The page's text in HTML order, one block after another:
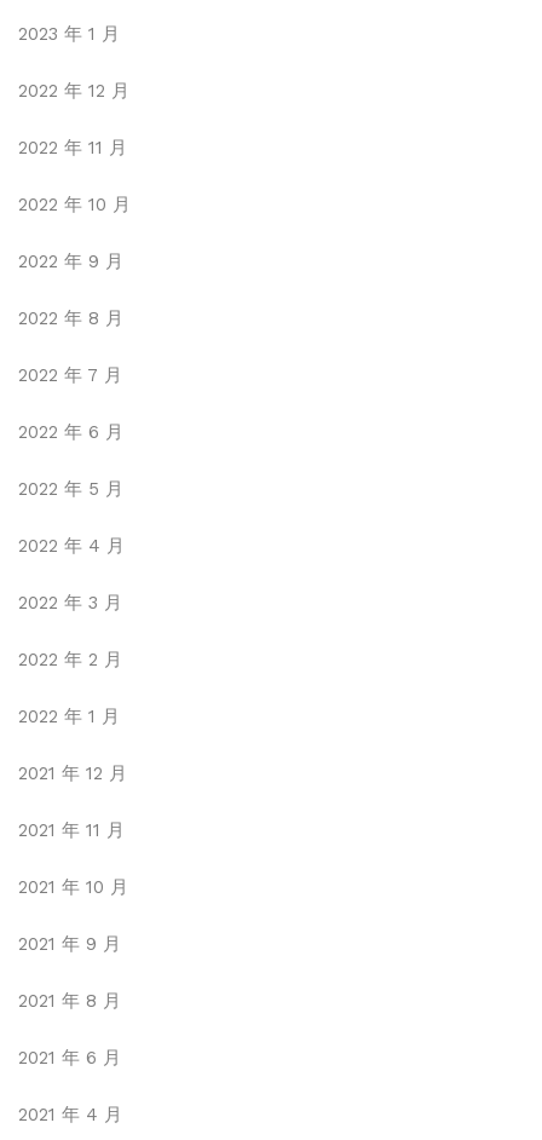
2023 年 1 月
2022 年 12 月
2022 年 11 月
2022 年 10 月
2022 年 9 月
2022 年 8 月
2022 年 7 月
2022 年 6 月
2022 年 5 月
2022 年 4 月
2022 年 3 月
2022 年 2 月
2022 年 1 月
2021 年 12 月
2021 年 11 月
2021 年 10 月
2021 年 9 月
2021 年 8 月
2021 年 6 月
2021 年 4 月